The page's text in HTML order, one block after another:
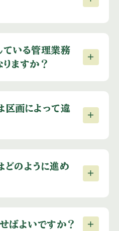
ている管理業務
ますか？
区画によって違
のように進め
ばよいですか？